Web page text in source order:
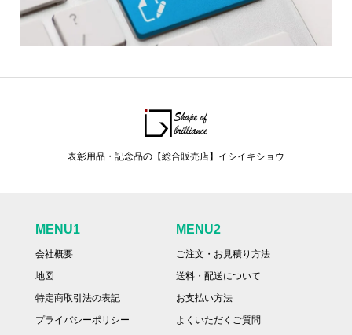
表彰用品・記念品の【総合販売店】イシイキショウ
MENU1
会社概要
地図
特定商取引法の表記
プライバシーポリシー
MENU2
ご注文・お見積り方法
送料・配送について
お支払い方法
よくいただくご質問